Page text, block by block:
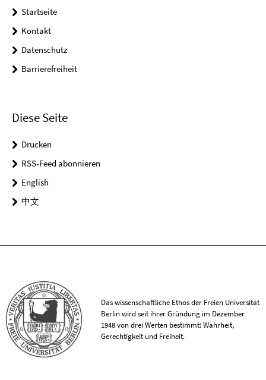
Startseite
Kontakt
Datenschutz
Barrierefreiheit
Diese Seite
Drucken
RSS-Feed abonnieren
English
中文
Das wissenschaftliche Ethos der Freien Universität
Berlin wird seit ihrer Gründung im Dezember
1948 von drei Werten bestimmt: Wahrheit,
Gerechtigkeit und Freiheit.